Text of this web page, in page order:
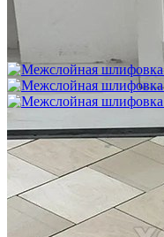
Укладка фанеры на
цементную стяжку)
750 ₽